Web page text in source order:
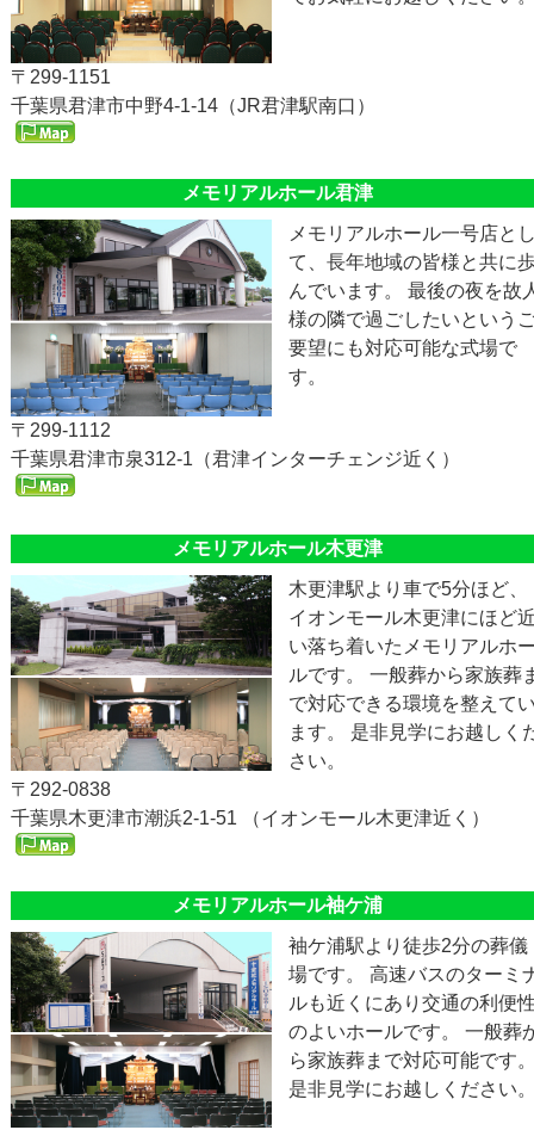
〒299-1151
千葉県君津市中野4-1-14（JR君津駅南口）
メモリアルホール君津
メモリアルホール一号店と
て、長年地域の皆様と共に
んでいます。 最後の夜を故
様の隣で過ごしたいという
要望にも対応可能な式場で
す。
〒299-1112
千葉県君津市泉312-1（君津インターチェンジ近く）
メモリアルホール木更津
木更津駅より車で5分ほど、
イオンモール木更津にほど
い落ち着いたメモリアルホ
ルです。 一般葬から家族葬
で対応できる環境を整えて
ます。 是非見学にお越しく
さい。
〒292-0838
千葉県木更津市潮浜2-1-51 （イオンモール木更津近く）
メモリアルホール袖ケ浦
袖ケ浦駅より徒歩2分の葬儀
場です。 高速バスのターミ
ルも近くにあり交通の利便
のよいホールです。 一般葬
ら家族葬まで対応可能です
是非見学にお越しください